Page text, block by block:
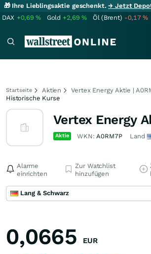
🎁 Ihre Lieblingsaktie geschenkt.→ Jetzt
DAX +0,69% Gold +2,69% Öl (Brent) -0,17%
Startseite Aktien
Vertex Energy Aktie |
Historische Kurse
Vertex Energy
Aktie WKN:A0RM7P Land
Alarme
einrichten
Zur Watchlist
hinzufügen
Lang & Schwarz
0,0665 EUR